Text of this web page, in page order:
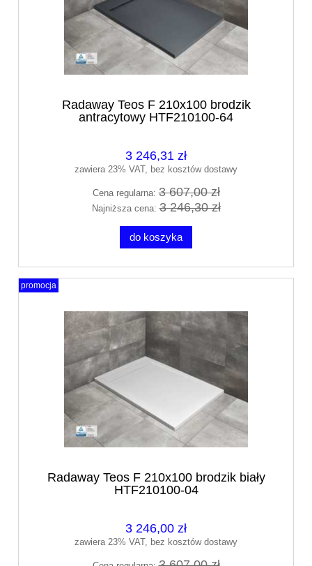
Radaway Teos F 210x100 brodzik
antracytowy HTF210100-64
3 246,31 zł
zawiera 23% VAT, bez kosztów dostawy
Cena regularna:3 607,00 zł
Najniższa cena:3 246,30 zł
do koszyka
Radaway Teos F 210x100 brodzik biały
HTF210100-04
3 246,00 zł
zawiera 23% VAT, bez kosztów dostawy
promocja